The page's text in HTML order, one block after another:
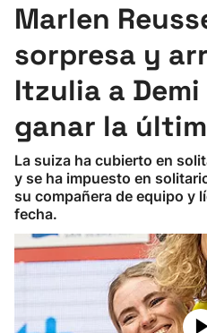
Pelota
Remo
Baloncesto
Ciclismo
Herri-kirolak
Marlen
sorpresa y
Itzulia a
ganar la
La suiza ha cubierto en
y se ha impuesto en
su compañera de equipo y
fecha.